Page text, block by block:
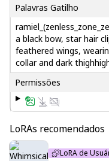
Palavras Gatilho
a black bow, star hair
feathered wings,
collar and dark
Permissões
LoRAs recomendados
LoRA de